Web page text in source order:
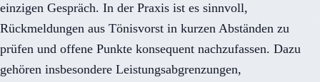
einzigen Gespräch. In der Praxis ist es sinnvoll,
Rückmeldungen aus Tönisvorst in kurzen Abständen zu
prüfen und offene Punkte konsequent nachzufassen. Dazu
gehören insbesondere Leistungsabgrenzungen,